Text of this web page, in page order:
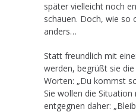
später vielleicht noch
schauen. Doch, wie so
anders…
Statt freundlich mit
werden, begrüßt sie
Worten: „Du kommst
Sie wollen die Situation
entgegnen daher: